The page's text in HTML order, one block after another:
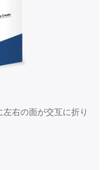
右の面が交互に折り